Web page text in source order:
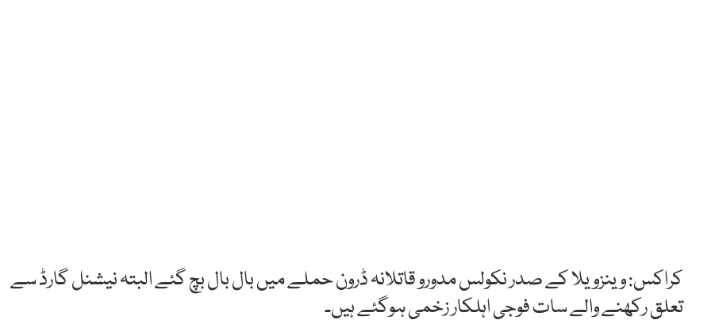
کراکس: وینزویلا کے صدر نکولس مدورو قاتلانہ ڈرون حملے میں بال بال بچ گئے البتہ نیشنل گارڈ سے
تعلق رکھنے والے سات فوجی اہلکار زخمی ہوگئے ہیں۔